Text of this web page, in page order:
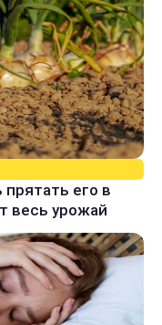
его в
весь урожай